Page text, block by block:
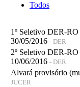
Todos
1º Seletivo DER-
30/05/2016 - DER
2º Seletivo DER-
10/06/2016 - DER
Alvará provisório
JUCER